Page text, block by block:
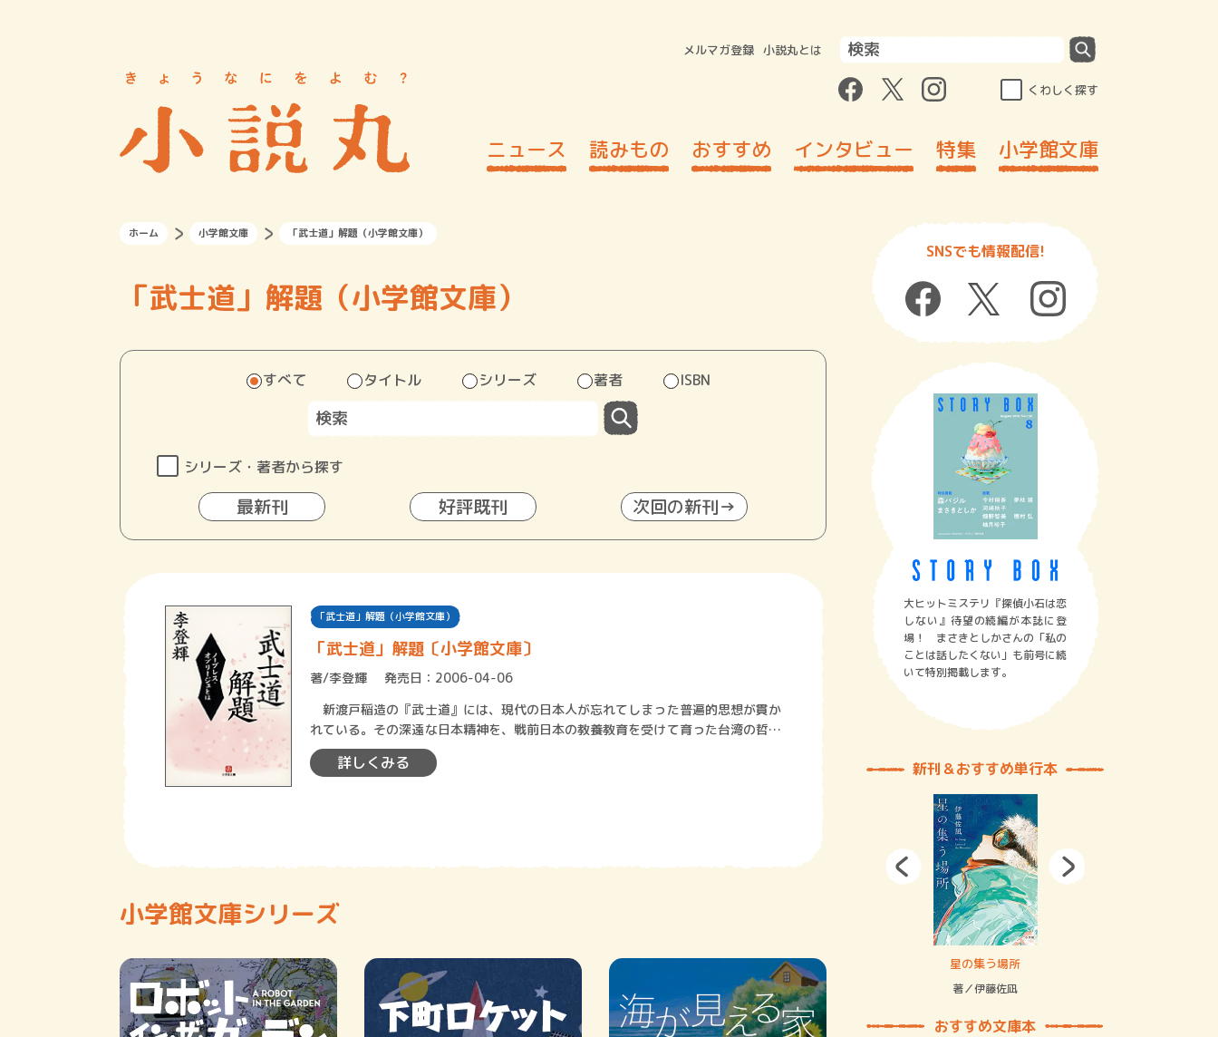
メルマガ登録 小説丸とは
くわしく探す
ニュース 読みもの おすすめ インタビュー 特集 小学館文庫
ホーム 小学館文庫 「武士道」解題（小学館文庫）
「武士道」解題（小学館文庫）
すべて タイトル シリーズ 著者 ISBN
シリーズ・著者から探す
最新刊 好評既刊 次回の新刊→
「武士道」解題（小学館文庫）
「武士道」解題〔小学館文庫〕
著/李登輝
発売日：2006-04-06
新渡戸稲造の『武士道』には、現代の日本人が忘れてしまった普遍的思想が貫か
れている。その深遠な日本精神を、戦前日本の教養教育を受けて育った台湾の哲人
政治家が、古今東西の哲学知識を総動員し…
詳しくみる
小学館文庫シリーズ
SNSでも情報配信!
大ヒットミステリ『探偵小石は恋
しない』待望の続編が本誌に登
場！ まさきとしかさんの「私の
ことは話したくない」も前号に続
いて特別掲載します。
新刊＆おすすめ単行本
賞金稼ぎスリーサム！ 二重拘束の…
著／川瀬七緒
星の集う場所
著／伊藤佐凪
おすすめ文庫本